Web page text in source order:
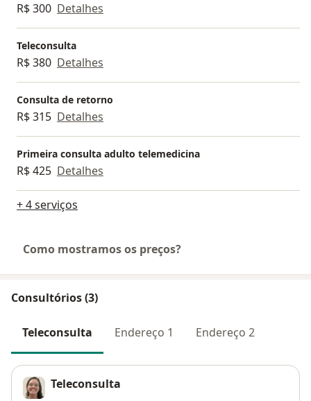
R$ 300 Detalhes
Teleconsulta
R$ 380 Detalhes
Consulta de retorno
R$ 315 Detalhes
Primeira consulta adulto telemedicina
R$ 425 Detalhes
+ 4 serviços
Como mostramos os preços?
Consultórios (3)
Teleconsulta Endereço 1 Endereço 2
Teleconsulta